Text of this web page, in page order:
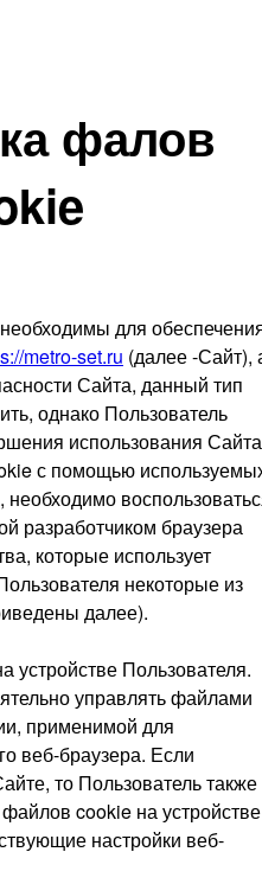
фалов
для
metro-set.ru (далее -Сайт),
Сайта, данный тип
однако Пользователь
использования
с помощью
необходимо
разработчиком браузера
которые использует
некоторые из
далее).
Пользователя.
управлять файлами
применимой для
веб-браузера. Если
то Пользователь также
cookie на устройстве
настройки веб-